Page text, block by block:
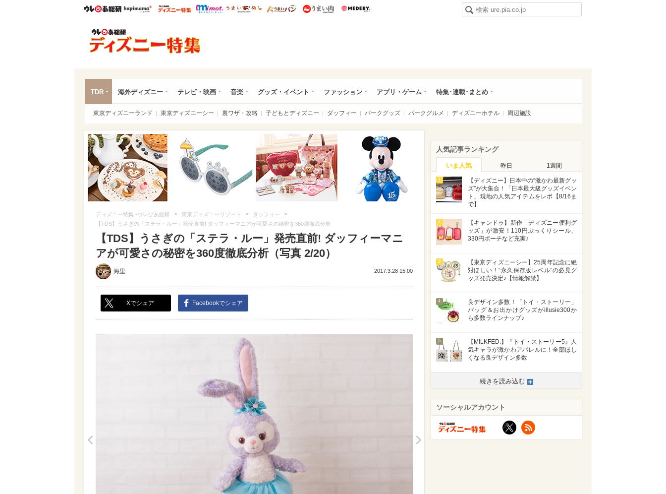
ウレぴあ総研ハピママ* ウレぴあ総研 ディズニー特集
mimot. うまいめし うまいパン うまい肉
TDR 海外ディズニー テレビ・映画 音楽 グッズ・イベント ファッション アプリ・ゲーム 特集･連載･まとめ
東京ディズニーランド 東京ディズニーシー 裏ワザ・攻略 子どもとディズニー ダッフィー パークグッズ パークグルメ ディズニーホテル 周辺施設
ディズニー特集 -ウレぴあ総研 > 東京ディズニーリゾート > ダッフィー >
【TDS】うさぎの「ステラ・ルー」発売直前! ダッフィーマニアが可愛さの秘密を360度徹底分析
【TDS】うさぎの「ステラ・ルー」発売直前! ダッフィーマニ
アが可愛さの秘密を360度徹底分析（写真 2/20）
海里 2017.3.28 15:00
Xでシェア Facebookでシェア
>
人気記事ランキング
いま人気 昨日 1週間
1
【ディズニー】日本中の“激かわ最新グッ
ズ”が大集合！「日本最大級グッズイベン
ト」現地の人気アイテムをレポ【8/16ま
で】
2
【キャンドゥ】新作「ディズニー便利グ
ッズ」が激安！110円ぷっくりシール、
330円ポーチなど充実♪
3
【東京ディズニーシー】25周年記念に絶
対ほしい！“永久保存版レベル”の必見グ
ッズ発売決定♪【情報解禁】
4
良デザイン多数！「トイ・ストーリー」
バッグ＆お出かけグッズがillusie300か
ら多数ラインナップ♪
5
【MILKFED.】『トイ・ストーリー5』人
気キャラが激かわアパレルに！全部ほし
くなる良デザイン多数
続きを読み込む
ソーシャルアカウント
X